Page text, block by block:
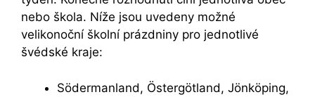
nebo škola. Níže jsou uvedeny možné
velikonoční školní prázdniny pro jednotlivé
švédské kraje:
Södermanland, Östergötland, Jönköping,